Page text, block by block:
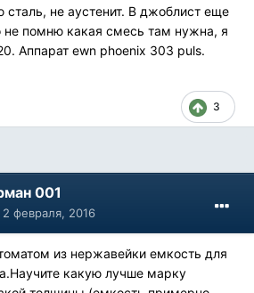
не аустенит. В джоблист еще
не помню какая смесь там нужна, я
Аппарат ewn phoenix 303 puls.
3
001
2 февраля, 2016
из нержавейки емкость для
какую лучше марку